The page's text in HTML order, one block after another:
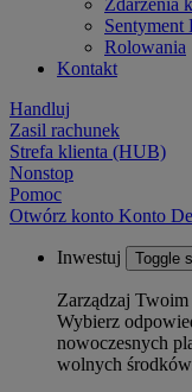
Rolowania
Kontakt
Handluj
Zasil rachunek
Strefa klienta (HUB)
Nonstop
Pomoc
Otwórz konto Konto
Inwestuj Toggle
Zarządzaj
Wybierz
nowoczesnych
wolnych